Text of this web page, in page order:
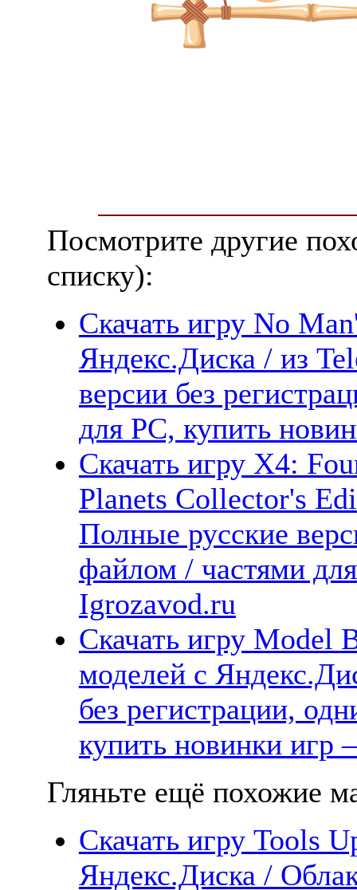
Посмотрите другие
списку):
Скачать игру No
Яндекс.Диска / из
версии без
для PC, купить
Скачать игру X4:
Planets Collector's
Полные русские
файлом / частями
Igrozavod.ru
Скачать игру Model
моделей с
без регистрации,
купить новинки
Гляньте ещё похожие
Скачать игру Tools
Яндекс.Диска /